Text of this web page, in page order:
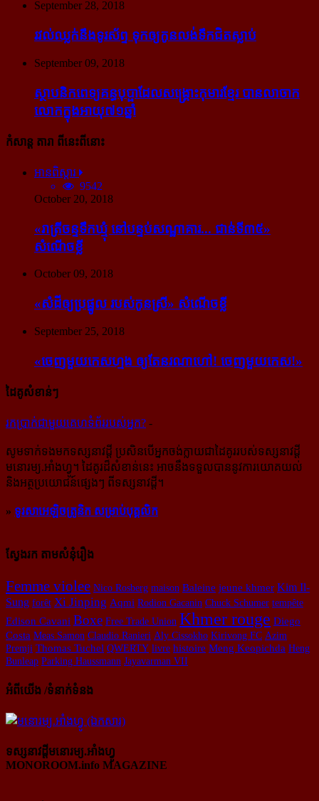
September 28, 2018
រវល់​ឈ្លក់​នឹង​ទូរស័ព្ទ ទុក​ឲ្យ​កូន​លង់​ទឹក​ជិត​ស្លាប់
September 09, 2018
ស្ថាបនិក​ពេទ្យ​គន្ធបុប្ផា​ដែល​សង្គ្រោះ​កុមារ​ខ្មែរ​ បាន​លាចាក​
លោក​ក្នុង​អាយុ​៧១ឆ្នាំ
កំសាន្ដ តារា ពីនេះពីនោះ
អានពិស្ដារ
9542
October 20, 2018
«រាត្រីចន្ទទឹកឃ្មុំ នៅបន្ទប់សណ្ឋាគារ... ជាន់ទី៣៥»
សំណើចខ្លី
October 09, 2018
«សំដី​ឲ្យ​ប្រផ្នូល របស់​កូនស្រី» សំណើចខ្លី
September 25, 2018
«ចេញ​មួយ​កេស​ហ្មង ឲ្យ​តែ​នរណា​ហៅ! ចេញ​មួយ​កេស!»
ដៃគូសំខាន់ៗ
រក​​ប្រាក់​​ជា​​មួយ​​គេហទំព័រ​​របស់​​អ្នក? -
សូម​ទាក់ទង​មក​ទស្សនាវដ្ដី ប្រសិន​បើ​អ្នក​ចង់​ក្លាយ​ជា​ដៃគូរ​របស់​ទស្សនាវដ្ដី​
មនោរម្យ.អាំងហ្វូ។ ដៃ​គូរ​ដ៏​សំខាន់​នេះ អាច​នឹង​ទទួល​បាន​នូវ​ការ​យោគយល់
និង​អត្ថ​ប្រយោជន៍​ផ្សេងៗ ពីទស្សនាវដ្ដី។
» ទូរសាអេឡិចត្រូនិក សម្រាប់បុគ្គលិក
ស្វែងរក តាមសំនុំរឿង
Femme violee Nico Rosberg maison Baleine jeune khmer Kim Il-
Sung forêt Xi Jinping Aqmi Rodion Gacanin Chuck Schumer tempête
Edison Cavani Boxe Free Trade Union Khmer rouge Diego
Costa Meas Samon Claudio Ranieri Aly Cissokho Kirivong FC Azim
Premji Thomas Tuchel QWERTY livre histoire Meng Keopichda Heng
Bunleap Parking Haussmann Jayavarman VII
អំពីយើង /ទំនាក់ទំនង
ទស្សនាវដ្ដីមនោរម្យ.អាំងហ្វូ
MONOROOM.info MAGAZINE